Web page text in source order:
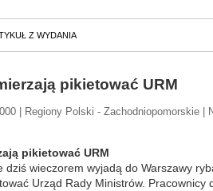
Z WYDANIA
pikietować URM
| Regiony Polski - Zachodniopomorskie |
pikietować URM
dziś wieczorem wyjadą do Warszawy
Urząd Rady Ministrów. Pracownicy